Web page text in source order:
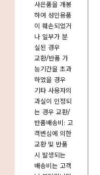
사은품을 개봉
하여 성인용품
이 훼손되었거
나 일부가 분
실된 경우
교환/반품 가
능기간을 초과
하였을 경우
기타 사용자의
과실이 인정되
는 경우 교환/
반품배송비: 고
객변심에 의한
교환 및 반품
시 발생되는
배송비는 고객